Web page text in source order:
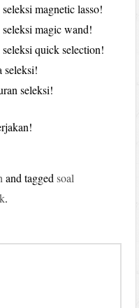
magnetic lasso!
magic wand!
quick selection!
seleksi!
seleksi!
and taggedsoal
.